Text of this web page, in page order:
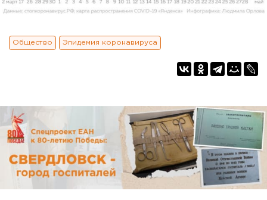
Общество Эпидемия коронавируса